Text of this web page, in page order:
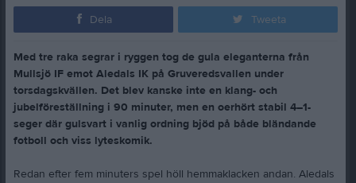
Dela Tweeta
Med tre raka segrar i ryggen tog de gula eleganterna från
Mullsjö IF emot Aledals IK på Gruveredsvallen under
torsdagskvällen. Det blev kanske inte en klang- och
jubelföreställning i 90 minuter, men en oerhört stabil 4–1-
seger där gulsvart i vanlig ordning bjöd på både bländande
fotboll och viss lyteskomik.
Redan efter fem minuters spel höll hemmaklacken andan. Aledals